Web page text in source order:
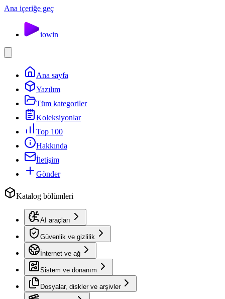
Ana içeriğe geç
iowin
Ana sayfa
Yazılım
Tüm kategoriler
Koleksiyonlar
Top 100
Hakkında
İletişim
Gönder
Katalog bölümleri
AI araçları
Güvenlik ve gizlilik
İnternet ve ağ
Sistem ve donanım
Dosyalar, diskler ve arşivler